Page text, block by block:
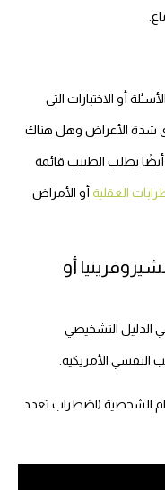
أو الاختبارات التي
شدة الأعراض وهل هناك
أيضًا يطلب الطبيب قائمة
العقلية أو الأمراض
أو
الدليل التشخيصي
النفسي الأمريكية.
الشحصية (اضطراب تعدد